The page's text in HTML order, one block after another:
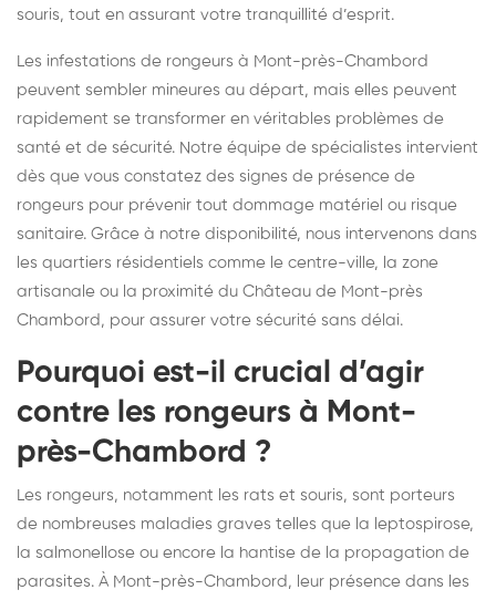
souris, tout en assurant votre tranquillité d’esprit.
Les infestations de rongeurs à Mont-près-Chambord
peuvent sembler mineures au départ, mais elles peuvent
rapidement se transformer en véritables problèmes de
santé et de sécurité. Notre équipe de spécialistes intervient
dès que vous constatez des signes de présence de
rongeurs pour prévenir tout dommage matériel ou risque
sanitaire. Grâce à notre disponibilité, nous intervenons dans
les quartiers résidentiels comme le centre-ville, la zone
artisanale ou la proximité du Château de Mont-près
Chambord, pour assurer votre sécurité sans délai.
Pourquoi est-il crucial d’agir
contre les rongeurs à Mont-
près-Chambord ?
Les rongeurs, notamment les rats et souris, sont porteurs
de nombreuses maladies graves telles que la leptospirose,
la salmonellose ou encore la hantise de la propagation de
parasites. À Mont-près-Chambord, leur présence dans les